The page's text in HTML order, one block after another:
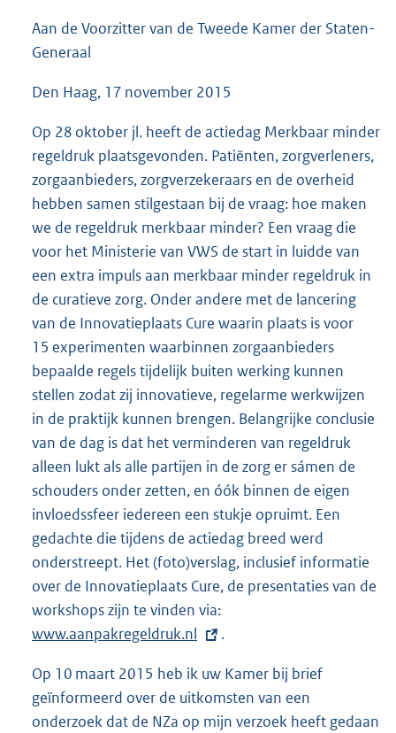
Aan de Voorzitter van de Tweede Kamer der Staten-
Generaal
Den Haag, 17 november 2015
Op 28 oktober jl. heeft de actiedag Merkbaar minder
regeldruk plaatsgevonden. Patiënten, zorgverleners,
zorgaanbieders, zorgverzekeraars en de overheid
hebben samen stilgestaan bij de vraag: hoe maken
we de regeldruk merkbaar minder? Een vraag die
voor het Ministerie van VWS de start in luidde van
een extra impuls aan merkbaar minder regeldruk in
de curatieve zorg. Onder andere met de lancering
van de Innovatieplaats Cure waarin plaats is voor
15 experimenten waarbinnen zorgaanbieders
bepaalde regels tijdelijk buiten werking kunnen
stellen zodat zij innovatieve, regelarme werkwijzen
in de praktijk kunnen brengen. Belangrijke conclusie
van de dag is dat het verminderen van regeldruk
alleen lukt als alle partijen in de zorg er sámen de
schouders onder zetten, en óók binnen de eigen
invloedssfeer iedereen een stukje opruimt. Een
gedachte die tijdens de actiedag breed werd
onderstreept. Het (foto)verslag, inclusief informatie
over de Innovatieplaats Cure, de presentaties van de
workshops zijn te vinden via:
x
e
r
www.aanpakregeldruk.nl .
Op 10 maart 2015 heb ik uw Kamer bij brief
geïnformeerd over de uitkomsten van een
onderzoek dat de NZa op mijn verzoek heeft gedaan